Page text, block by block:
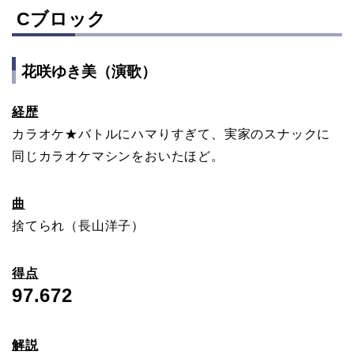
Cブロック
花咲ゆき美（演歌）
経歴
カラオケ★バトルにハマりすぎて、実家のスナックに
同じカラオケマシンをおいたほど。
曲
捨てられ（長山洋子）
得点
97.672
解説